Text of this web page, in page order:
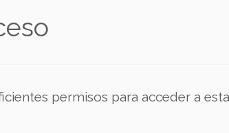
permisos para acceder a